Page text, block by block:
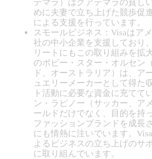
テマラ）はグアテマラの貧し
めに夫妻で立ち上げた競歩促
による支援を行っています。
スモールビジネス：Visaはア
社の中小企業を支援しており
リートにもこの取り組みを拡
のポピー・スター・オルセン
ド、オーストラリア）は、ア
ュエリーメーカーとして得た
ト活動に必要な資金に充てて
ン・ラピノー（サッカー、ア
ールドだけでなく、目的を持
ファッションブランドを成長
にも情熱に注いでいます。
よるビジネスの立ち上げのサ
に取り組んでいます。